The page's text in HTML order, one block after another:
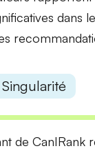
dans
de CanIRank